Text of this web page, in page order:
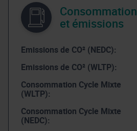
Consommation
et émissions
Emissions de CO² (NEDC):
Emissions de CO² (WLTP):
Consommation Cycle Mixte
(WLTP):
Consommation Cycle Mixte
(NEDC):